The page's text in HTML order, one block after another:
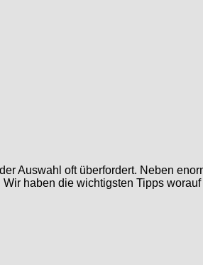
Auswahl oft überfordert. Neben
haben die wichtigsten Tipps